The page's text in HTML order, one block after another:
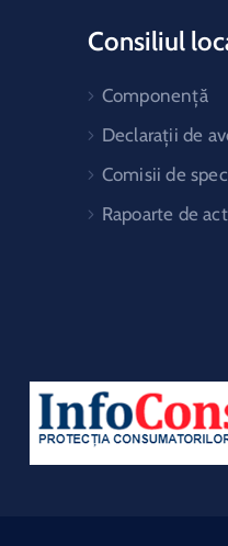
Consiliul
Componență
Declarații de
Comisii de
Rapoarte de